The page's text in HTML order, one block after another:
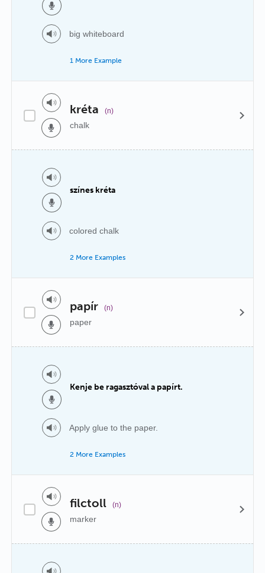
big whiteboard
1 More Example
kréta (n)
chalk
színes kréta
colored chalk
2 More Examples
papír (n)
paper
Kenje be ragasztóval a papírt.
Apply glue to the paper.
2 More Examples
filctoll (n)
marker